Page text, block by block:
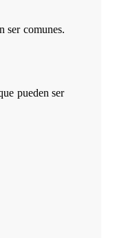
ser comunes.
pueden ser